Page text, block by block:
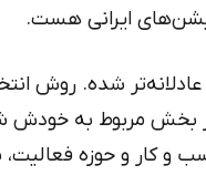
ایرانی هست.
شده. روش
بخش مربوط به خودش
و کار و حوزه